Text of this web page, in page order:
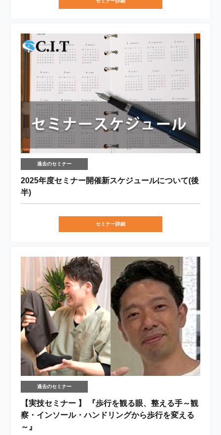
過去のセミナー
2025年度セミナー開催新スケジュールについて(後
半)
セミナー詳細
過去のセミナー
【実技セミナー 】 『歩行を観る眼、整える手～観
察・インソール・ハンドリングから歩行を変える
～』